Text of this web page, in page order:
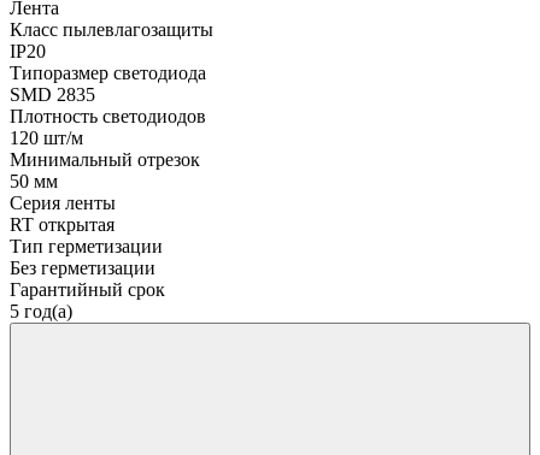
Лента
Класс пылевлагозащиты
IP20
Типоразмер светодиода
SMD 2835
Плотность светодиодов
120 шт/м
Минимальный отрезок
50 мм
Серия ленты
RT открытая
Тип герметизации
Без герметизации
Гарантийный срок
5 год(а)